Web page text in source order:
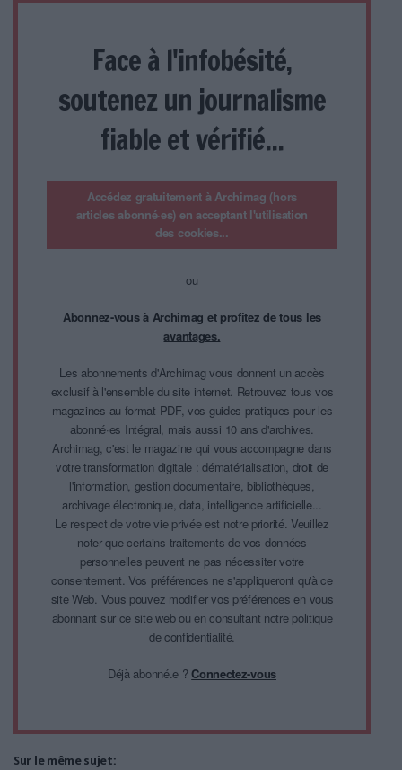
Face à l'infobésité,
soutenez un journalisme
fiable et vérifié...
Accédez gratuitement à Archimag (hors
articles abonné·es) en acceptant l'utilisation
des cookies...
ou
Abonnez-vous à Archimag et profitez de tous les
avantages.
Les abonnements d'Archimag vous donnent un accès
exclusif à l'ensemble du site internet. Retrouvez tous vos
magazines au format PDF, vos guides pratiques pour les
abonné·es Intégral, mais aussi 10 ans d'archives.
Archimag, c'est le magazine qui vous accompagne dans
votre transformation digitale : dématérialisation, droit de
l'information, gestion documentaire, bibliothèques,
archivage électronique, data, intelligence artificielle...
Le respect de votre vie privée est notre priorité. Veuillez
noter que certains traitements de vos données
personnelles peuvent ne pas nécessiter votre
consentement. Vos préférences ne s'appliqueront qu'à ce
site Web. Vous pouvez modifier vos préférences en vous
abonnant sur ce site web ou en consultant notre politique
de confidentialité.
Déjà abonné.e ?Connectez-vous
Sur le même sujet: